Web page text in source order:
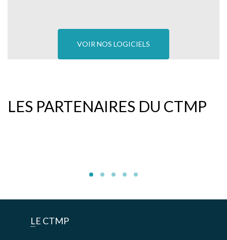
VOIR NOS LOGICIELS
LES PARTENAIRES DU CTMP
LE CTMP